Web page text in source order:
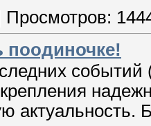
Просмотров:
поодиночке!
актуальность.